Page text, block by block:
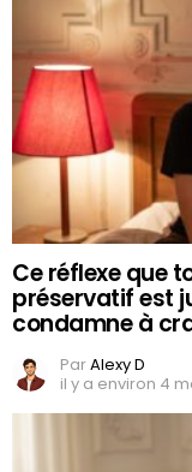
Ce réflexe que
préservatif est
condamne à
ParAlexy D
il y a environ 4